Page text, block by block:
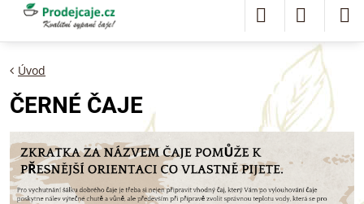
Úvod
ČERNÉ ČAJE